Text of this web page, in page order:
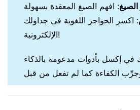
: اكسر الحواجز اللغوية في جداولك
الإلكترونية!
إكسل بأدوات مدعومة بالذكاء